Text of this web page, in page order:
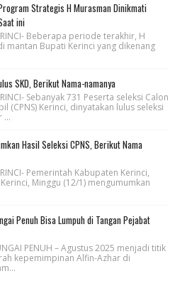
Strategis H Murasman Dinikmati
ini
Beberapa periode terakhir, H
mantan Bupati Kerinci yang dikenang
SKD, Berikut Nama-namanya
Sebanyak 731 Peserta seleksi Calon
(CPNS) Kerinci, dinyatakan lulus seleksi
...
Hasil Seleksi CPNS, Berikut Nama
Pemerintah Kabupaten Kerinci,
Minggu (12/1) mengumumkan
Penuh Bisa Lumpuh di Tangan Pejabat
PENUH – Agustus 2025 menjadi titik
kepemimpinan Alfin-Azhar di